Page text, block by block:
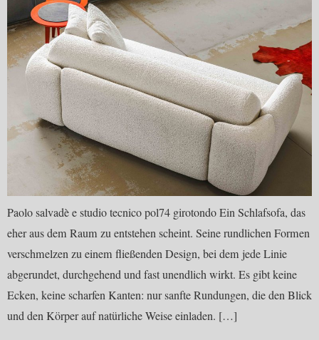
Paolo salvadè e studio tecnico pol74 girotondo Ein Schlafsofa, das
eher aus dem Raum zu entstehen scheint. Seine rundlichen Formen
verschmelzen zu einem fließenden Design, bei dem jede Linie
abgerundet, durchgehend und fast unendlich wirkt. Es gibt keine
Ecken, keine scharfen Kanten: nur sanfte Rundungen, die den Blick
und den Körper auf natürliche Weise einladen. […]